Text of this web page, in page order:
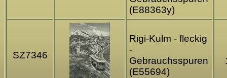
(E88363y)
SZ7346
Rigi-Kulm - fleckig
-
Gebrauchsspuren
(E55694)